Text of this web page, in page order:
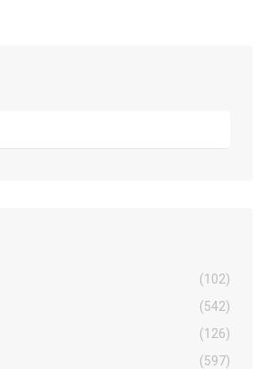
(102)
(542)
(126)
(597)